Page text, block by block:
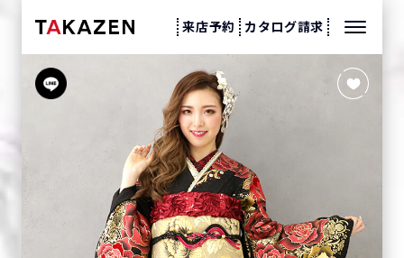
来店予約 カタログ請求